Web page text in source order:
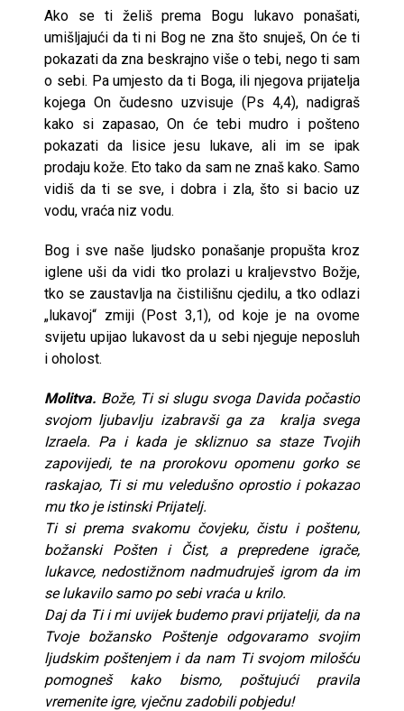
Ako se ti želiš prema Bogu lukavo ponašati,
umišljajući da ti ni Bog ne zna što snuješ, On će ti
pokazati da zna beskrajno više o tebi, nego ti sam
o sebi. Pa umjesto da ti Boga, ili njegova prijatelja
kojega On čudesno uzvisuje (Ps 4,4), nadigraš
kako si zapasao, On će tebi mudro i pošteno
pokazati da lisice jesu lukave, ali im se ipak
prodaju kože. Eto tako da sam ne znaš kako. Samo
vidiš da ti se sve, i dobra i zla, što si bacio uz
vodu, vraća niz vodu.
Bog i sve naše ljudsko ponašanje propušta kroz
iglene uši da vidi tko prolazi u kraljevstvo Božje,
tko se zaustavlja na čistilišnu cjedilu, a tko odlazi
„lukavoj“ zmiji (Post 3,1), od koje je na ovome
svijetu upijao lukavost da u sebi njeguje neposluh
i oholost.
Molitva. Bože, Ti si slugu svoga Davida počastio
svojom ljubavlju izabravši ga za kralja svega
Izraela. Pa i kada je skliznuo sa staze Tvojih
zapovijedi, te na prorokovu opomenu gorko se
raskajao, Ti si mu veledušno oprostio i pokazao
mu tko je istinski Prijatelj.
Ti si prema svakomu čovjeku, čistu i poštenu,
božanski Pošten i Čist, a prepredene igrače,
lukavce, nedostižnom nadmudruješ igrom da im
se lukavilo samo po sebi vraća u krilo.
Daj da Ti i mi uvijek budemo pravi prijatelji, da na
Tvoje božansko Poštenje odgovaramo svojim
ljudskim poštenjem i da nam Ti svojom milošću
pomogneš kako bismo, poštujući pravila
vremenite igre, vječnu zadobili pobjedu!